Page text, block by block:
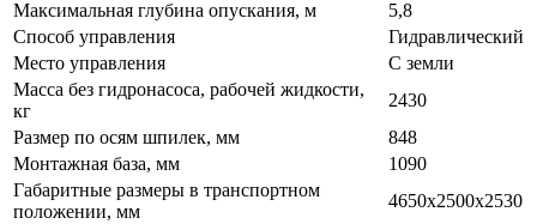
Максимальная глубина опускания, м
5,8
Способ управления
Гидравлический
Место управления
С земли
Масса без гидронасоса, рабочей жидкости,
кг
2430
Размер по осям шпилек, мм
848
Монтажная база, мм
1090
Габаритные размеры в транспортном
положении, мм
4650х2500х2530